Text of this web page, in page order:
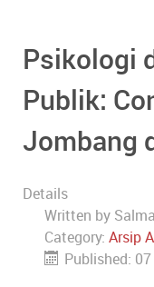
Psikologi
Publik:
Jombang
Details
Written by
Category: Arsip
Published: